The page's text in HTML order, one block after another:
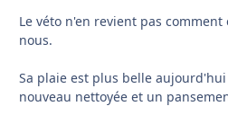
Le véto n'en revient pas
nous.
Sa plaie est plus belle
nouveau nettoyée et un